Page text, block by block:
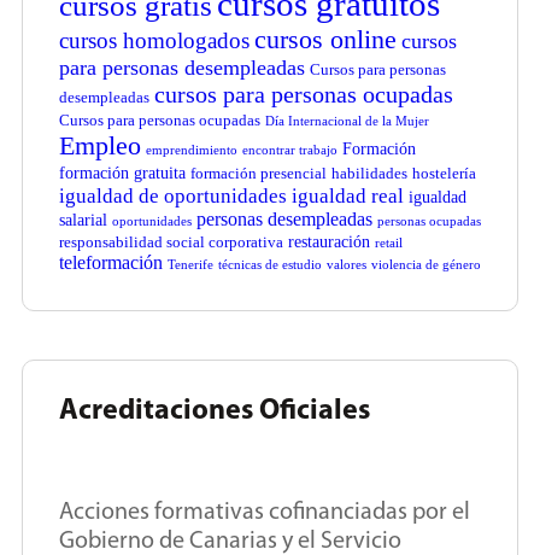
cursos homologadoscursos online cursos
para personas desempleadas Cursos para personas
desempleadas cursos para personas ocupadas
Cursos para personas ocupadas Día Internacional de la Mujer
Empleo emprendimiento encontrar trabajo Formación
formación gratuita formación presencial habilidades hostelería
igualdad de oportunidades igualdad real igualdad
salarial oportunidades personas desempleadas personas ocupadas
responsabilidad social corporativa restauración retail
teleformación Tenerife técnicas de estudio valores violencia de género
Acreditaciones Oficiales
Acciones formativas cofinanciadas por el
Gobierno de Canarias y el Servicio